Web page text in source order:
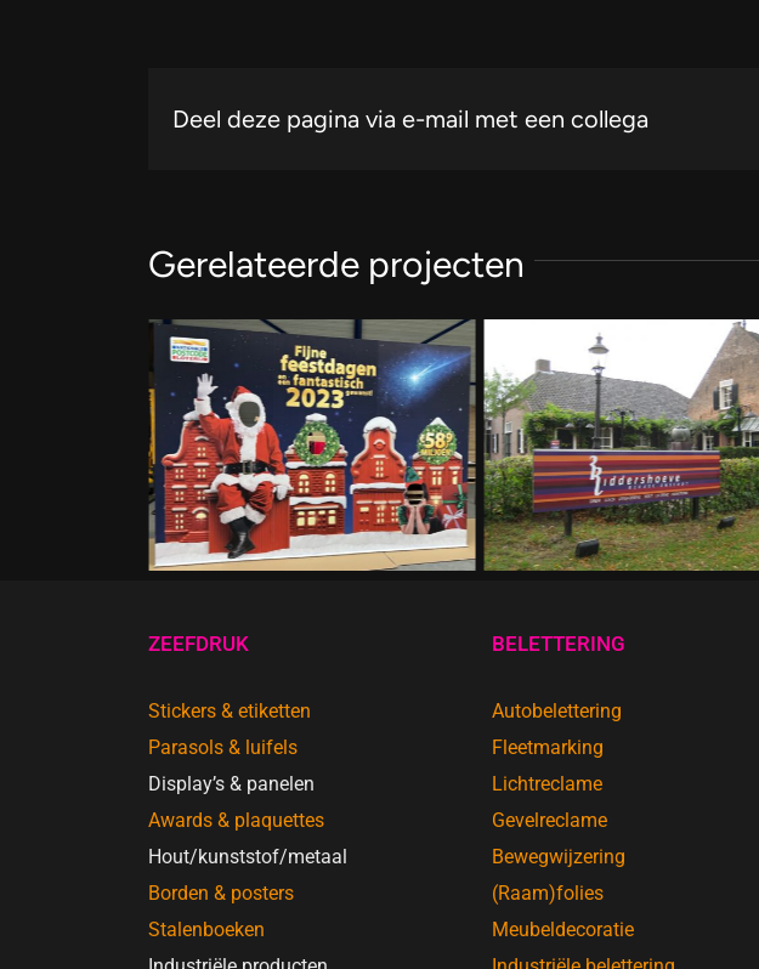
Deel deze pagina via e-mail met een collega
Gerelateerde projecten
ZEEFDRUK
Stickers & etiketten
Parasols & luifels
Display’s & panelen
Awards & plaquettes
Hout/kunststof/metaal
Borden & posters
Stalenboeken
BELETTERING
Autobelettering
Fleetmarking
Lichtreclame
Gevelreclame
Bewegwijzering
(Raam)folies
Meubeldecoratie